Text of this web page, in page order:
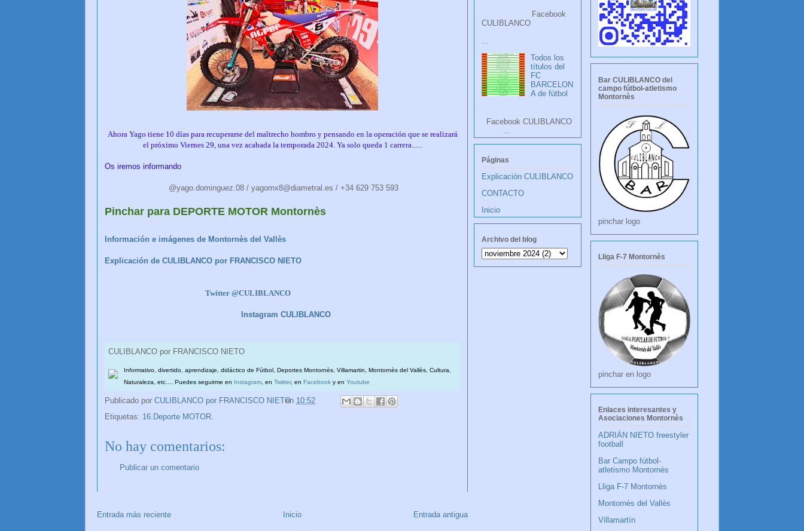
Ahora Yago tiene 10 días para recuperarse del maltrecho hombro y pensando en la operación que se realizará
el próximo Viernes 29, una vez acabada la temporada 2024. Ya solo queda 1 carrera......
Os iremos informando
@yago.dominguez.08 / yagomx8@diametral.es / +34 629 753 593
Pinchar para DEPORTE MOTOR Montornès
Información e imágenes de Montornès del Vallès
Explicación de CULIBLANCO por FRANCISCO NIETO
Twitter @CULIBLANCO
Instagram CULIBLANCO
CULIBLANCO por FRANCISCO NIETO
Informativo, divertido, aprendizaje, didáctico de Fútbol, Deportes Montornès, Villamartin, Montornès del Vallès, Cultura,
Naturaleza, etc.... Puedes seguirme en
Instagram, en Twitter, en Facebook y en Youtube
Publicado por CULIBLANCO por FRANCISCO NIETO
en 10:52
Etiquetas: 16.Deporte MOTOR.
No hay comentarios:
Publicar un comentario
Entrada más reciente Entrada antigua
Inicio
Facebook
CULIBLANCO
Todos los
títulos del
FC
BARCELON
A de fútbol
Facebook CULIBLANCO
...
Páginas
Explicación CULIBLANCO
CONTACTO
Inicio
Archivo del blog
Bar CULIBLANCO del
campo fútbol-atletismo
Montornès
pinchar logo
Lliga F-7 Montornès
pinchar en logo
Enlaces interesantes y
Asociaciones Montornès
ADRIÁN NIETO freestyler
football
Bar Campo fútbol-
atletismo Montornès
Lliga F-7 Montornès
Montornès del Vallès
Villamartín